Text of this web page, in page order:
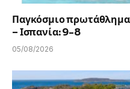
Παγκόσμιο
– Ισπανία: 9-8
05/08/2026